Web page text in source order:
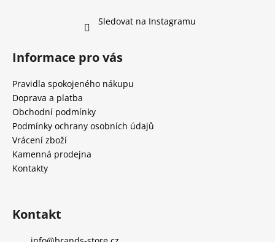
Sledovat na Instagramu
Informace pro vás
Pravidla spokojeného nákupu
Doprava a platba
Obchodní podmínky
Podmínky ochrany osobních údajů
Vrácení zboží
Kamenná prodejna
Kontakty
Kontakt